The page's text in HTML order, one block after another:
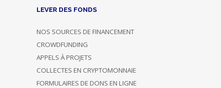
LEVER DES FONDS
NOS SOURCES DE FINANCEMENT
CROWDFUNDING
APPELS À PROJETS
COLLECTES EN CRYPTOMONNAIE
FORMULAIRES DE DONS EN LIGNE